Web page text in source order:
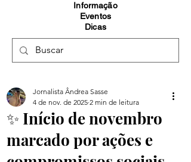
Informação
Eventos
Dicas
✨ Início de novembro
marcado por ações e
Jornalista Ândrea Sasse
4 de nov. de 2025 2 min de leitura